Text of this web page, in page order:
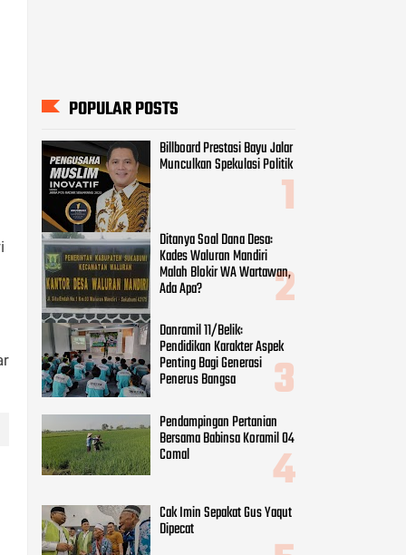
POPULAR POSTS
Billboard Prestasi Bayu Jalar
Munculkan Spekulasi Politik
Ditanya Soal Dana Desa:
Kades Waluran Mandiri
Malah Blokir WA Wartawan,
Ada Apa?
Danramil 11/Belik:
Pendidikan Karakter Aspek
Penting Bagi Generasi
Penerus Bangsa
Pendampingan Pertanian
Bersama Babinsa Koramil 04
Comal
Cak Imin Sepakat Gus Yaqut
Dipecat